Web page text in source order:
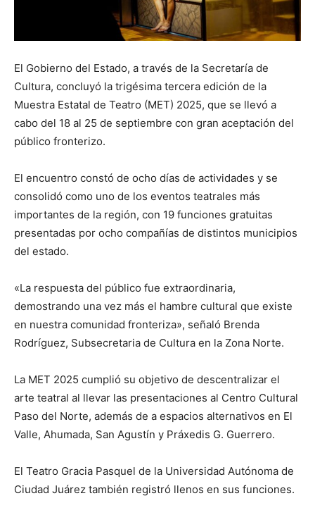
El Gobierno del Estado, a través de la Secretaría de
Cultura, concluyó la trigésima tercera edición de la
Muestra Estatal de Teatro (MET) 2025, que se llevó a
cabo del 18 al 25 de septiembre con gran aceptación del
público fronterizo.
El encuentro constó de ocho días de actividades y se
consolidó como uno de los eventos teatrales más
importantes de la región, con 19 funciones gratuitas
presentadas por ocho compañías de distintos municipios
del estado.
«La respuesta del público fue extraordinaria,
demostrando una vez más el hambre cultural que existe
en nuestra comunidad fronteriza», señaló Brenda
Rodríguez, Subsecretaria de Cultura en la Zona Norte.
La MET 2025 cumplió su objetivo de descentralizar el
arte teatral al llevar las presentaciones al Centro Cultural
Paso del Norte, además de a espacios alternativos en El
Valle, Ahumada, San Agustín y Práxedis G. Guerrero.
El Teatro Gracia Pasquel de la Universidad Autónoma de
Ciudad Juárez también registró llenos en sus funciones.